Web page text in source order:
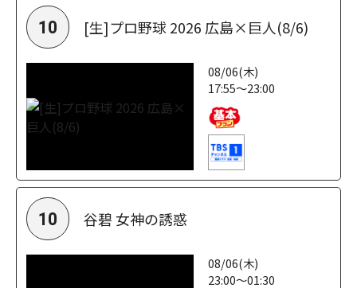
10 [生]プロ野球 2026 広島×巨人(8/6)
08/06(木)
17:55～23:00
10 谷碧 女神の誘惑
08/06(木)
23:00～01:30